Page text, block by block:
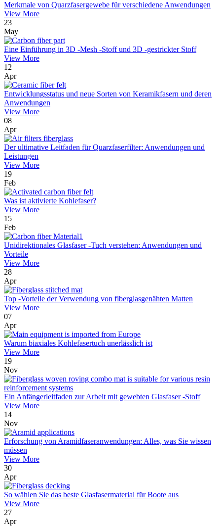
Merkmale von Quarzfasergewebe für verschiedene Anwendungen
View More
23
May
Eine Einführung in 3D -Mesh -Stoff und 3D -gestrickter Stoff
View More
12
Apr
Entwicklungsstatus und neue Sorten von Keramikfasern und deren
Anwendungen
View More
08
Apr
Der ultimative Leitfaden für Quarzfaserfilter: Anwendungen und
Leistungen
View More
19
Feb
Was ist aktivierte Kohlefaser?
View More
15
Feb
Unidirektionales Glasfaser -Tuch verstehen: Anwendungen und
Vorteile
View More
28
Apr
Top -Vorteile der Verwendung von fiberglasgenähten Matten
View More
07
Apr
Warum biaxiales Kohlefasertuch unerlässlich ist
View More
19
Nov
Ein Anfängerleitfaden zur Arbeit mit gewebten Glasfaser -Stoff
View More
14
Nov
Erforschung von Aramidfaseranwendungen: Alles, was Sie wissen
müssen
View More
30
Apr
So wählen Sie das beste Glasfasermaterial für Boote aus
View More
27
Apr